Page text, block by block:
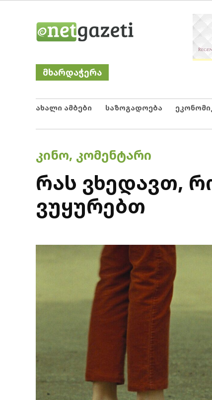
Netgazeti
მხარდაჭერა
ახალი ამბები საზოგადოება
POSTED
ᲙᲘᲜᲝ, ᲙᲝᲛᲔᲜᲢᲐᲠᲘ
რას ვხედავთ,
ვუყურებთ